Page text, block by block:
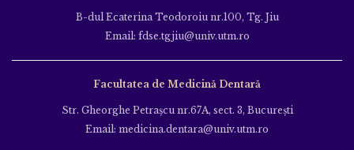
B-dul Ecaterina Teodoroiu nr.100, Tg. Jiu
Email: fdse.tgjiu@univ.utm.ro
Facultatea de Medicină Dentară
Str. Gheorghe Petraşcu nr.67A, sect. 3, Bucureşti
Email: medicina.dentara@univ.utm.ro